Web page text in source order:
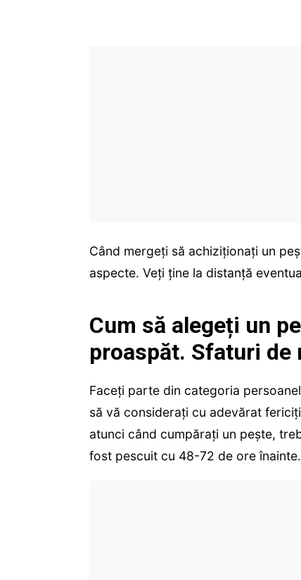
Când mergeți să achiziționați un
aspecte. Veți ține la distanță
Cum să alegeți un
proaspăt. Sfaturi de
Faceți parte din categoria
să vă considerați cu adevărat
atunci când cumpărați un pește,
fost pescuit cu 48-72 de ore înainte.